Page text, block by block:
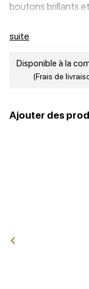
boutons brillants
suite
Disponible à la
(Frais de
Ajouter des